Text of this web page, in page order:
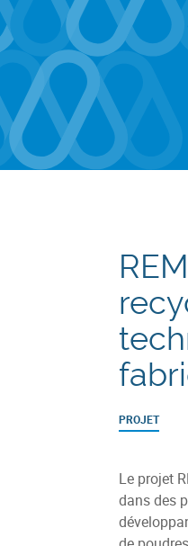
PROJET
Le projet
dans des